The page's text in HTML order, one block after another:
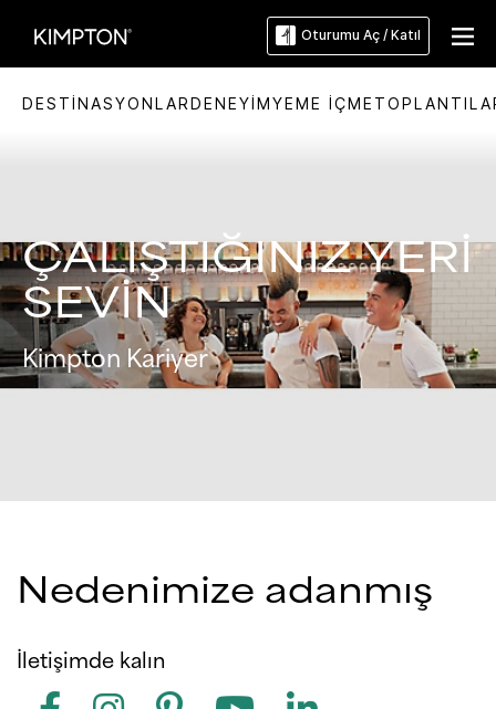
Oturumu Aç / Katıl
DESTINASYONLARDENEYIMYEME İÇME
ÇALIŞTIĞINIZ YERI
SEVIN
Kimpton Kariyer
Nedenimize adanmış
İletişimde kalın